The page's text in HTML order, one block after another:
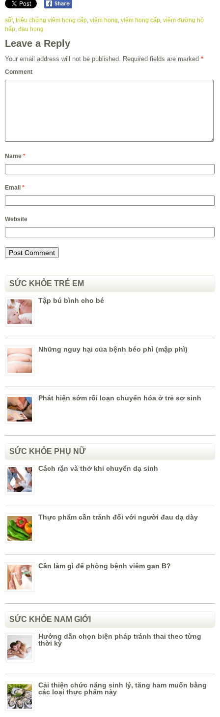
sốt, triệu chứng viêm họng cấp, viêm họng, viêm họng cấp, viêm đường hô
hấp, đau họng
Leave a Reply
Your email address will not be published. Required fields are marked *
Comment
Name *
Email *
Website
SỨC KHỎE TRẺ EM
Tập bú bình cho bé
Những nguy hại của bệnh béo phì (mập phì)
Phát hiện sớm rối loạn chuyển hóa ở trẻ sơ sinh
SỨC KHỎE PHỤ NỮ
Cách rặn và thở khi chuyển dạ sinh
Thực phẩm cần tránh đối với người đau dạ dày
Cần làm gì để phòng bệnh viêm gan B?
SỨC KHỎE NAM GIỚI
Hướng dẫn chọn biện pháp tránh thai theo từng
thời kỳ
Cải thiện chức năng sinh lý, tăng ham muốn bằng
các loại thực phẩm này